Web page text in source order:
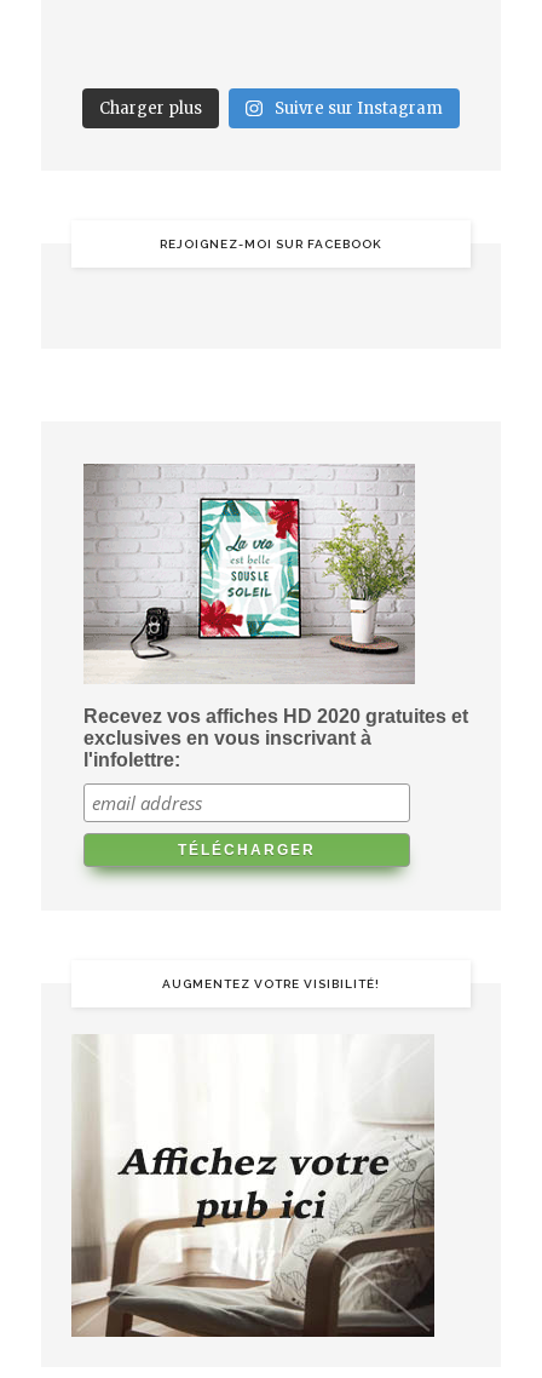
Charger plus Suivre sur Instagram
REJOIGNEZ-MOI SUR FACEBOOK
Recevez vos affiches HD 2020 gratuites et
exclusives en vous inscrivant à
l'infolettre:
AUGMENTEZ VOTRE VISIBILITÉ!